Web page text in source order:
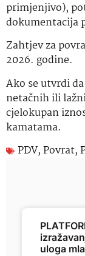
primjenjivo),
dokumentacija
Zahtjev za
2026. godine.
Ako se utvrdi
netačnih ili
cjelokupan
kamatama.
PDV,Povrat,
uloga